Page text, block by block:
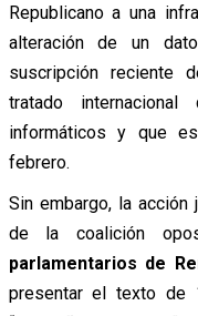
Republicano a una
alteración de un
suscripción reciente
tratado
informáticos y que
febrero.
Sin embargo, la
de la coalición
parlamentarios de
presentar el texto de